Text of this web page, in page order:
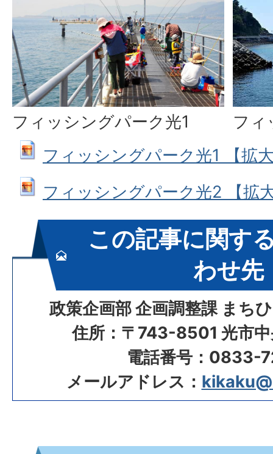
フィッシングパーク光1
フィ
フィッシングパーク光1 【拡
フィッシングパーク光2 【拡
この記事に関す
わせ先
政策企画部 企画調整課 まち
住所：〒743-8501 光市中
電話番号：0833-
メールアドレス：